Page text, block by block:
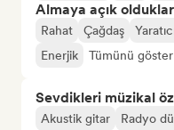
Almaya açık
Rahat Çağdaş
Enerjik
Tümünü
Sevdikleri müzikal
Akustik gitar Radyo